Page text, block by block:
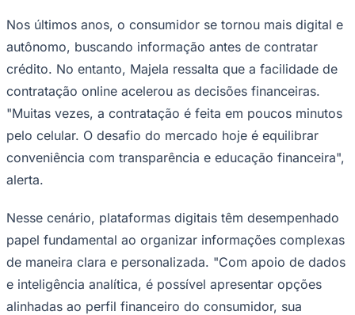
São Paulo
Nos últimos anos, o consumidor se tornou mais digital e
autônomo, buscando informação antes de contratar
crédito. No entanto, Majela ressalta que a facilidade de
contratação online acelerou as decisões financeiras.
"Muitas vezes, a contratação é feita em poucos minutos
pelo celular. O desafio do mercado hoje é equilibrar
conveniência com transparência e educação financeira",
alerta.
Nesse cenário, plataformas digitais têm desempenhado
papel fundamental ao organizar informações complexas
de maneira clara e personalizada. "Com apoio de dados
e inteligência analítica, é possível apresentar opções
alinhadas ao perfil financeiro do consumidor, sua